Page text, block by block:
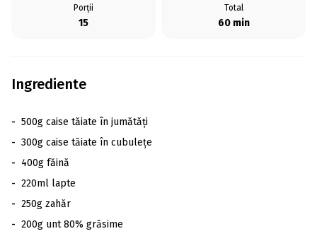
Porții
15
Total
60 min
Ingrediente
- 500g caise tăiate în jumătăți
- 300g caise tăiate în cubulețe
- 400g făină
- 220ml lapte
- 250g zahăr
- 200g unt 80% grăsime